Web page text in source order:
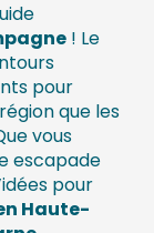
! Le
pour
que les
vous
escapade
pour
Haute-